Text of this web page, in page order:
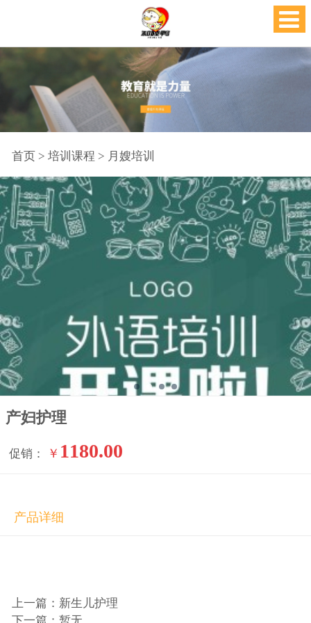
首页> 培训课程 > 月嫂培训
产妇护理
促销： ￥ 1180.00
产品详细
上一篇：新生儿护理